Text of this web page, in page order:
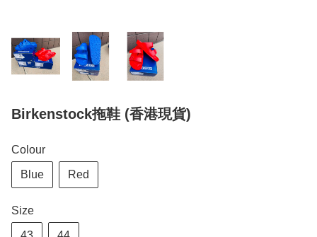
Birkenstock拖鞋 (香港現貨)
Colour
Blue Red
Size